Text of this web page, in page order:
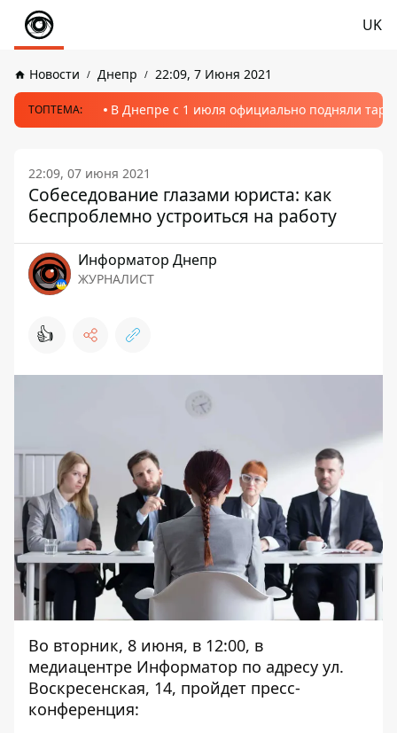
UK
Новости Днепр 22:09, 7 Июня 2021
ТОПТЕМА: В Днепре с 1 июля официально подняли
22:09, 07 июня 2021
Собеседование глазами юриста: как
беспроблемно устроиться на работу
Информатор Днепр
ЖУРНАЛИСТ
👍
Во вторник, 8 июня, в 12:00, в
медиацентре Информатор по адресу ул.
Воскресенская, 14, пройдет пресс-
конференция: